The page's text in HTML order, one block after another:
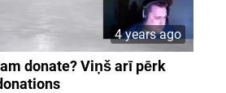
4 years ago
donate? Viņš arī pērk